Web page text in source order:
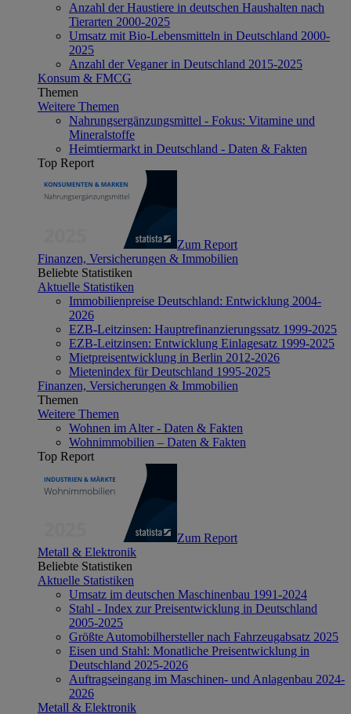
Anzahl der Haustiere in deutschen Haushalten nach
Tierarten 2000-2025
Umsatz mit Bio-Lebensmitteln in Deutschland 2000-
2025
Anzahl der Veganer in Deutschland 2015-2025
Konsum & FMCG
Themen
Weitere Themen
Nahrungsergänzungsmittel - Fokus: Vitamine und
Mineralstoffe
Heimtiermarkt in Deutschland - Daten & Fakten
Top Report
Zum Report
Finanzen, Versicherungen & Immobilien
Beliebte Statistiken
Aktuelle Statistiken
Immobilienpreise Deutschland: Entwicklung 2004-
2026
EZB-Leitzinsen: Hauptrefinanzierungssatz 1999-2025
EZB-Leitzinsen: Entwicklung Einlagesatz 1999-2025
Mietpreisentwicklung in Berlin 2012-2026
Mietenindex für Deutschland 1995-2025
Finanzen, Versicherungen & Immobilien
Themen
Weitere Themen
Wohnen im Alter - Daten & Fakten
Wohnimmobilien – Daten & Fakten
Top Report
Zum Report
Metall & Elektronik
Beliebte Statistiken
Aktuelle Statistiken
Umsatz im deutschen Maschinenbau 1991-2024
Stahl - Index zur Preisentwicklung in Deutschland
2005-2025
Größte Automobilhersteller nach Fahrzeugabsatz 2025
Eisen und Stahl: Monatliche Preisentwicklung in
Deutschland 2025-2026
Auftragseingang im Maschinen- und Anlagenbau 2024-
2026
Metall & Elektronik